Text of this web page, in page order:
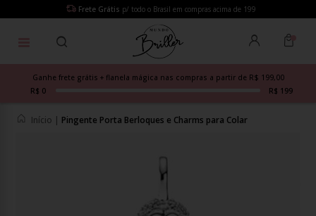
Frete Grátis p/ todo o Brasil em compras acima de 199
Ganhe frete grátis + flanela mágica nas compras a partir de R$ 199,00
R$ 0
R$ 199
Início | Pingente Porta Berloques e Charms para Colar